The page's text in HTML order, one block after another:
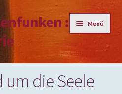
:
Menü
um die Seele